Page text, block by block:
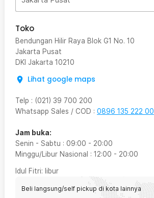
Toko
Bendungan Hilir Raya Blok G1 No. 10
Jakarta Pusat
DKI Jakarta 10210
Lihat google maps
Telp : (021) 39 700 200
Whatsapp Sales / COD : 0896 135 222 00
Jam buka:
Senin - Sabtu : 09:00 - 20:00
Minggu/Libur Nasional : 12:00 - 20:00
Idul Fitri: libur
Beli langsung/self pickup di kota lainnya